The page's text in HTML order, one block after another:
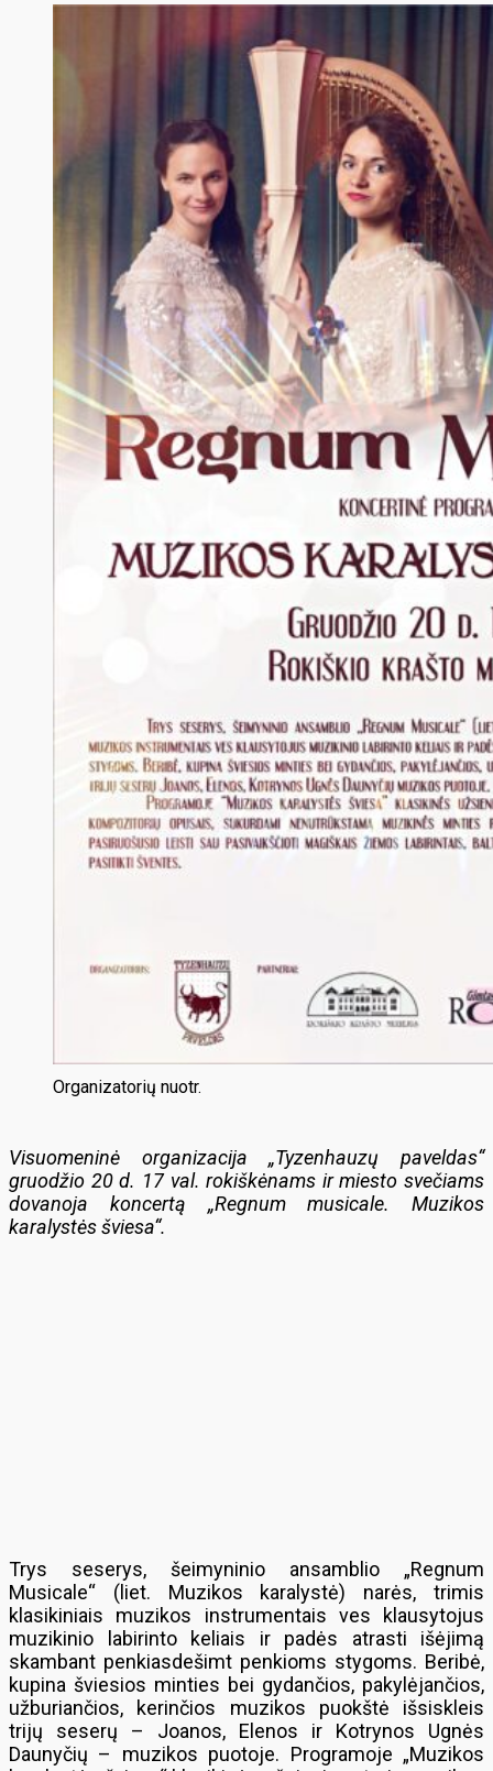
Organizatorių nuotr.
Visuomeninė organizacija „Tyzenhauzų paveldas“
gruodžio 20 d. 17 val. rokiškėnams ir miesto svečiams
dovanoja koncertą „Regnum musicale. Muzikos
karalystės šviesa“.
Trys seserys, šeimyninio ansamblio „Regnum
Musicale“ (liet. Muzikos karalystė) narės, trimis
klasikiniais muzikos instrumentais ves klausytojus
muzikinio labirinto keliais ir padės atrasti išėjimą
skambant penkiasdešimt penkioms stygoms. Beribė,
kupina šviesios minties bei gydančios, pakylėjančios,
užburiančios, kerinčios muzikos puokštė išsiskleis
trijų seserų – Joanos, Elenos ir Kotrynos Ugnės
Daunyčių – muzikos puotoje. Programoje „Muzikos